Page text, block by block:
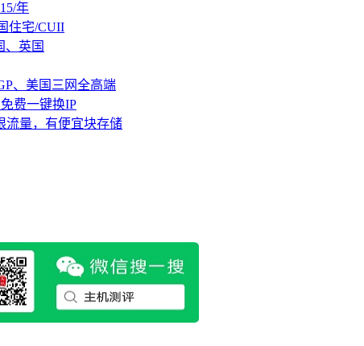
年
住宅/CUII
、英国
、美国三网全高端
费一键换IP
流量，有便宜块存储